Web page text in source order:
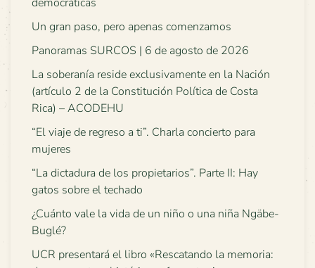
Un gran paso, pero apenas comenzamos
Panoramas SURCOS | 6 de agosto de 2026
La soberanía reside exclusivamente en la Nación
(artículo 2 de la Constitución Política de Costa
Rica) – ACODEHU
“El viaje de regreso a ti”. Charla concierto para
mujeres
“La dictadura de los propietarios”. Parte II: Hay
gatos sobre el techado
¿Cuánto vale la vida de un niño o una niña Ngäbe-
Buglé?
UCR presentará el libro «Rescatando la memoria: